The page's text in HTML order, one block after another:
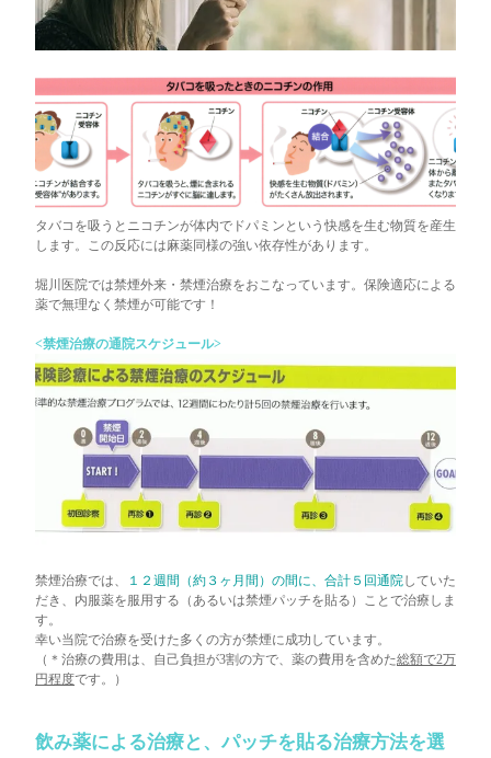
タバコを吸うとニコチンが体内でドパミンという快感を生む物質を産生
します。この反応には麻薬同様の強い依存性があります。
堀川医院では禁煙外来・禁煙治療をおこなっています。保険適応による
薬で無理なく禁煙が可能です！
<禁煙治療の通院スケジュール>
禁煙治療では、 １２週間（約３ヶ月間）の間に、合計５回通院していた
だき、内服薬を服用する（あるいは禁煙パッチを貼る）ことで治療しま
す。
幸い当院で治療を受けた多くの方が禁煙に成功しています。
（＊治療の費用は、自己負担が3割の方で、薬の費用を含めた総額で2万
円程度です。）
飲み薬による治療と、パッチを貼る治療方法を選